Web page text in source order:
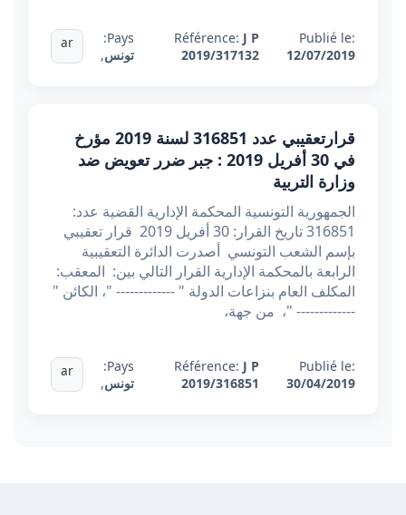
Publié le:
12/07/2019
Référence: J P
2019/317132
Pays:
تونس,
ar
قرارتعقيبي عدد 316851 لسنة 2019 مؤرخ
في 30 أفريل 2019 : جبر ضرر تعويض ضد
وزارة التربية
الجمهورية التونسية المحكمة الإدارية القضية عدد:
316851 تاريخ القرار: 30 أفريل 2019 قرار تعقيبي
بإسم الشعب التونسي أصدرت الدائرة التعقيبية
الرابعة بالمحكمة الإدارية القرار التالي بين: المعقب:
المكلف العام بنزاعات الدولة " ------------- "، الكائن "
------------- "، من جهة،
Publié le:
30/04/2019
Référence: J P
2019/316851
Pays:
تونس,
ar